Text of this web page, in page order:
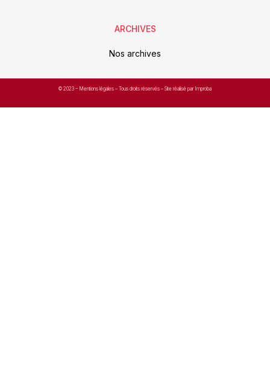
ARCHIVES
Nos archives
© 2023 – Mentions légales – Tous droits réservés – Site réalisé par Improba